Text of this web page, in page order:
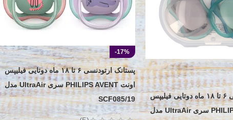
پستانک ارتودنسی ۶ تا ۱۸ ماه دوتایی فیلیپس
اونت PHILIPS AVENT سری UltraAir مدل
-17%
پستانک ارتودنسی ۶ تا ۱۸ ماه دوتایی فیلیپس
اونت PHILIPS AVENT سری UltraAir مدل
SCF085/19